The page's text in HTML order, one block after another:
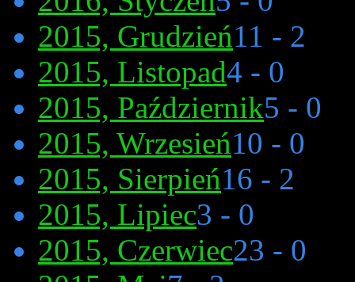
2015, Grudzień11 - 2
2015, Listopad4 - 0
2015, Październik5 - 0
2015, Wrzesień10 - 0
2015, Sierpień16 - 2
2015, Lipiec3 - 0
2015, Czerwiec23 - 0